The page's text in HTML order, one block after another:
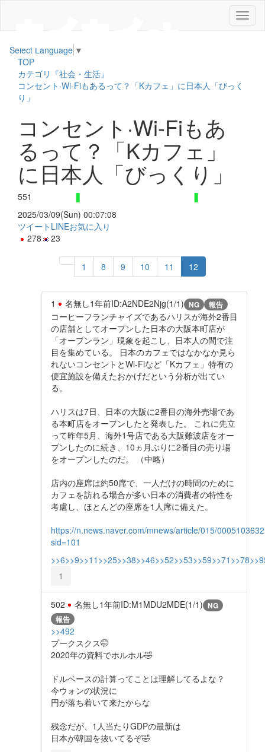
メ
ニ
Select Language ▼
TOP
カテゴリ『社会・生活』
コンセント·Wi-Fiもあるって？「Kカフェ」に日本人「びっく
り」
コンセント·Wi-Fiもあ
るって？「Kカフェ」
に日本人「びっくり」
551
2025/03/09(Sun) 00:07:08
ツイート LINEお気に入り
278
23
1 8 9 10 11 12
1 名無し1年前ID:A2NDE2Njg(1/1) NG 報告
コーヒーフランチャイズであるハリスが海外2番目
の店舗としてオープンした日本の大阪本町店が
「オープンラン」現象を起こし、日本人の間で注
目を集めている。 日本のカフェではなかなか見ら
れないコンセントとWi-Fiなど「Kカフェ」特有の
便宜施設を備えたおかげだという分析が出てい
る。
ハリスは7日、日本の大阪に2番目の海外売場であ
る本町店をオープンしたと発表した。 これに先立
って昨年5月、海外1号店である大阪難波店をオー
プンしたのに続き、10ヵ月ぶりに2番目の売り場
をオープンしたのだ。 （中略）
店内の座席は約50席で、一人だけの時間のために
カフェを訪れる場合が多い日本の消費者の特性を
考慮し、ほとんどの座席を1人席に備えた。
https://n.news.naver.com/mnews/article/015/
sid=101
>>6>>9>>11 >>25>>38>>46>>52>>53>>59>>71 >>78
1
502 名無し1年前ID:M1MDU2MDE(1/1) NG
報告
>>492
プークスクス🤭
2020年の資料でホルホル🤣
ドルベースの計算ってことは理解してるよな？
今ウォンの状況に
円が落ち着いて来たからな
残念だが、1人当たりGDPの最新は
日本が韓国を抜いてるぞ🤣